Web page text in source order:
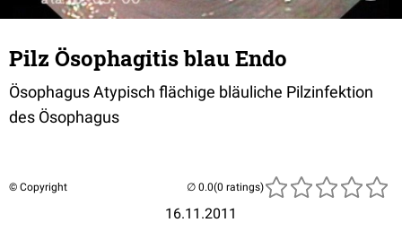
Pilz Ösophagitis blau Endo
Ösophagus Atypisch flächige bläuliche Pilzinfektion
des Ösophagus
© Copyright
16.11.2011
(0 ratings)